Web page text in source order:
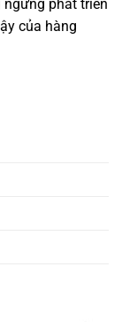
ngừng phát triển
của hàng